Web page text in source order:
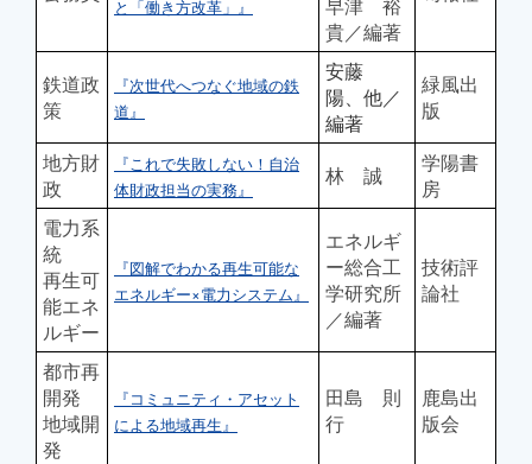
と「働き方改革」』
貴／編著
鉄道政
策
『次世代へつなぐ地域の鉄
道』
安藤
陽、他／
編著
緑風出
版
地方財
政
『これで失敗しない！自治
体財政担当の実務』
林 誠
学陽書
房
電力系
統
再生可
能エネ
ルギー
『図解でわかる再生可能な
エネルギー×電力システム』
エネルギ
ー総合工
学研究所
／編著
技術評
論社
都市再
開発
地域開
発
『コミュニティ・アセット
による地域再生』
田島 則
行
鹿島出
版会